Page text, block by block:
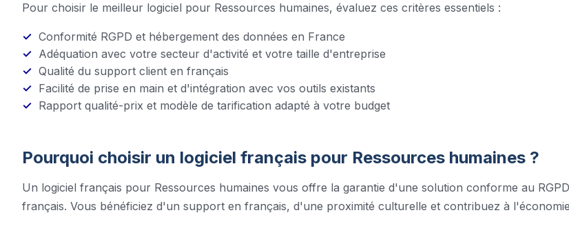
Pour choisir le meilleur logiciel pour Ressources humaines, évaluez ces critères essentiels :
Conformité RGPD et hébergement des données en France
Adéquation avec votre secteur d'activité et votre taille d'entreprise
Qualité du support client en français
Facilité de prise en main et d'intégration avec vos outils existants
Rapport qualité-prix et modèle de tarification adapté à votre budget
Pourquoi choisir un logiciel français pour Ressources humaines ?
Un logiciel français pour Ressources humaines vous offre la garantie d'une solution conforme au
français. Vous bénéficiez d'un support en français, d'une proximité culturelle et contribuez à